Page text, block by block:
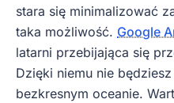
stara się minimalizować
taka możliwość. Google
latarni przebijająca się
Dzięki niemu nie
bezkresnym oceanie.